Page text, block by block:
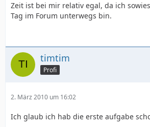
Zeit ist bei mir relativ egal, da ich
Tag im Forum unterwegs bin.
timtim
Profi
2. März 2010 um 16:02
Ich glaub ich hab die erste aufgabe